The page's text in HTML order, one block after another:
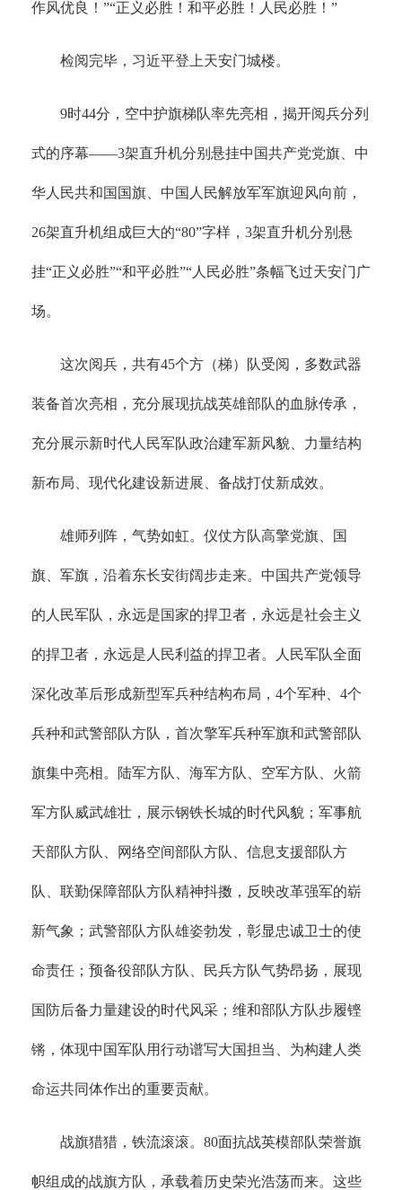
作风优良！”“正义必胜！和平必胜！人民必胜！”
检阅完毕，习近平登上天安门城楼。
9时44分，空中护旗梯队率先亮相，揭开阅兵分列
式的序幕——3架直升机分别悬挂中国共产党党旗、中
华人民共和国国旗、中国人民解放军军旗迎风向前，
26架直升机组成巨大的“80”字样，3架直升机分别悬
挂“正义必胜”“和平必胜”“人民必胜”条幅飞过天安门广
场。
这次阅兵，共有45个方（梯）队受阅，多数武器
装备首次亮相，充分展现抗战英雄部队的血脉传承，
充分展示新时代人民军队政治建军新风貌、力量结构
新布局、现代化建设新进展、备战打仗新成效。
雄师列阵，气势如虹。仪仗方队高擎党旗、国
旗、军旗，沿着东长安街阔步走来。中国共产党领导
的人民军队，永远是国家的捍卫者，永远是社会主义
的捍卫者，永远是人民利益的捍卫者。人民军队全面
深化改革后形成新型军兵种结构布局，4个军种、4个
兵种和武警部队方队，首次擎军兵种军旗和武警部队
旗集中亮相。陆军方队、海军方队、空军方队、火箭
军方队威武雄壮，展示钢铁长城的时代风貌；军事航
天部队方队、网络空间部队方队、信息支援部队方
队、联勤保障部队方队精神抖擞，反映改革强军的崭
新气象；武警部队方队雄姿勃发，彰显忠诚卫士的使
命责任；预备役部队方队、民兵方队气势昂扬，展现
国防后备力量建设的时代风采；维和部队方队步履铿
锵，体现中国军队用行动谱写大国担当、为构建人类
命运共同体作出的重要贡献。
战旗猎猎，铁流滚滚。80面抗战英模部队荣誉旗
帜组成的战旗方队，承载着历史荣光浩荡而来。这些